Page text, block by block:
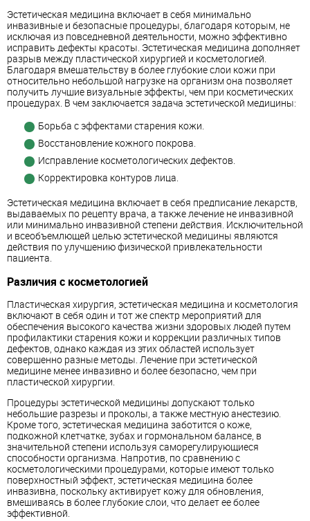
Эстетическая медицина включает в себя минимально
инвазивные и безопасные процедуры, благодаря которым, не
исключая из повседневной деятельности, можно эффективно
исправить дефекты красоты. Эстетическая медицина дополняет
разрыв между пластической хирургией и косметологией.
Благодаря вмешательству в более глубокие слои кожи при
относительно небольшой нагрузке на организм она позволяет
получить лучшие визуальные эффекты, чем при косметических
процедурах. В чем заключается задача эстетической медицины:
Борьба с эффектами старения кожи.
Восстановление кожного покрова.
Исправление косметологических дефектов.
Корректировка контуров лица.
Эстетическая медицина включает в себя предписание лекарств,
выдаваемых по рецепту врача, а также лечение не инвазивной
или минимально инвазивной степени действия. Исключительной
и всеобъемлющей целью эстетической медицины являются
действия по улучшению физической привлекательности
пациента.
Различия с косметологией
Пластическая хирургия, эстетическая медицина и косметология
включают в себя один и тот же спектр мероприятий для
обеспечения высокого качества жизни здоровых людей путем
профилактики старения кожи и коррекции различных типов
дефектов, однако каждая из этих областей использует
совершенно разные методы. Лечение при эстетической
медицине менее инвазивно и более безопасно, чем при
пластической хирургии.
Процедуры эстетической медицины допускают только
небольшие разрезы и проколы, а также местную анестезию.
Кроме того, эстетическая медицина заботится о коже,
подкожной клетчатке, зубах и гормональном балансе, в
значительной степени используя саморегулирующиеся
способности организма. Напротив, по сравнению с
косметологическими процедурами, которые имеют только
поверхностный эффект, эстетическая медицина более
инвазивна, поскольку активирует кожу для обновления,
вмешиваясь в более глубокие слои, что делает ее более
эффективной.